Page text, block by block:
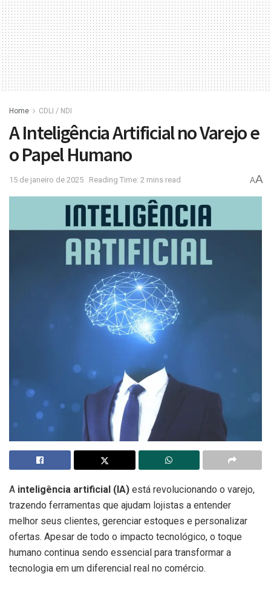
Home CDLI / NDI
A Inteligência Artificial no Varejo e
o Papel Humano
15 de janeiro de 2025 Reading Time: 2 mins read AA
A inteligência artificial (IA) está revolucionando o varejo,
trazendo ferramentas que ajudam lojistas a entender
melhor seus clientes, gerenciar estoques e personalizar
ofertas. Apesar de todo o impacto tecnológico, o toque
humano continua sendo essencial para transformar a
tecnologia em um diferencial real no comércio.